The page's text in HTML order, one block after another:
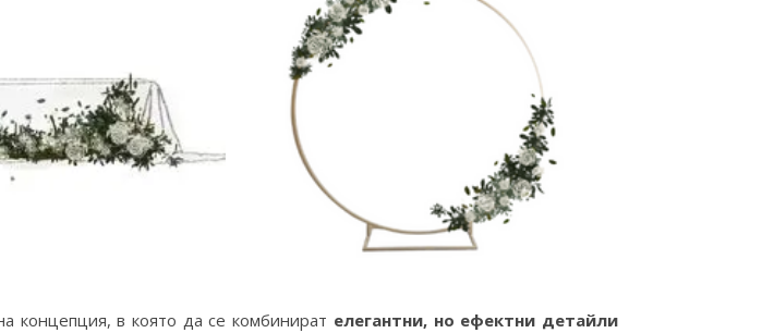
концепция, в която да се комбинират елегантни, но ефектни детайли